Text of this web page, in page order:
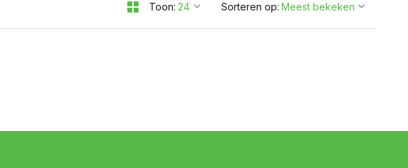
Toon: Sorteren op: